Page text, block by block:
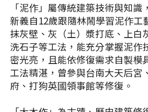
「泥作」屬傳統建築技術與知識
新義自12歲跟隨林鬧學習泥作工
抹灰壁、灰（土）漿打底、上白
洗石子等工法，能充分掌握泥作
密光亮，且能依修復需求自製模
工法精湛，曾參與台南大天后宮
府、打狗英國領事館等修復。